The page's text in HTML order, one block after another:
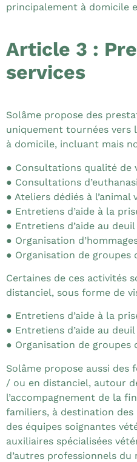
principalement à domicile
Article 3 :
services
Solâme propose des
uniquement tournées vers
à domicile, incluant mais
● Consultations qualité de
● Consultations
● Ateliers dédiés à l’animal
● Entretiens d’aide à la
● Entretiens d’aide au
● Organisation
● Organisation de groupes
Certaines de ces activités
distanciel, sous forme de
● Entretiens d’aide à la
● Entretiens d’aide au
● Organisation de groupes
Solâme propose aussi
/ ou en distanciel, autour
l’accompagnement de la
familiers, à destination des
des équipes soignantes
auxiliaires spécialisées
d’autres professionnels